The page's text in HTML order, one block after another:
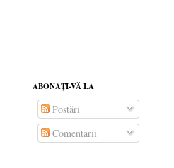
ABONAŢI-VĂ LA
Postări
Comentarii